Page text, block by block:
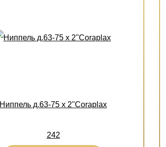
Ниппель д.63-75 х 2''Coraplax
242